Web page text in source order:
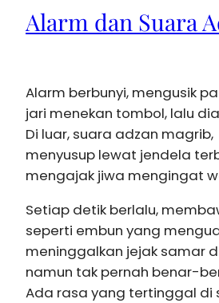
Alarm dan Suara
Alarm berbunyi, mengusik
jari menekan tombol, lalu
Di luar, suara adzan magrib,
menyusup lewat jendela
mengajak jiwa mengingat
Setiap detik berlalu,
seperti embun yang
meninggalkan jejak samar
namun tak pernah benar-
Ada rasa yang tertinggal di